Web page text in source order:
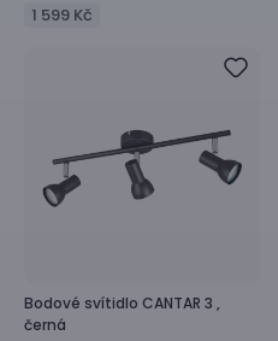
1 599 Kč
Bodové svítidlo CANTAR 3 ,
černá